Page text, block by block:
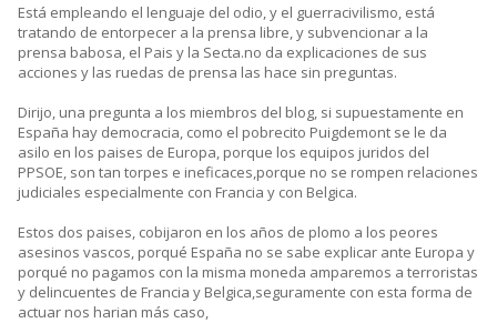
Está empleando el lenguaje del odio, y el guerracivilismo, está
tratando de entorpecer a la prensa libre, y subvencionar a la
prensa babosa, el Pais y la Secta.no da explicaciones de sus
acciones y las ruedas de prensa las hace sin preguntas.
Dirijo, una pregunta a los miembros del blog, si supuestamente en
España hay democracia, como el pobrecito Puigdemont se le da
asilo en los paises de Europa, porque los equipos juridos del
PPSOE, son tan torpes e ineficaces,porque no se rompen relaciones
judiciales especialmente con Francia y con Belgica.
Estos dos paises, cobijaron en los años de plomo a los peores
asesinos vascos, porqué España no se sabe explicar ante Europa y
porqué no pagamos con la misma moneda amparemos a terroristas
y delincuentes de Francia y Belgica,seguramente con esta forma de
actuar nos harian más caso,